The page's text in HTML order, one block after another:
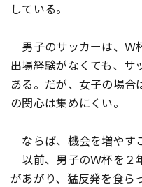
している。
男子のサッカーは、Ｗ
出場経験がなくても、サ
ある。だが、女子の場合
の関心は集めにくい。
ならば、機会を増やす
以前、男子のＷ杯を２
があがり、猛反発を食ら